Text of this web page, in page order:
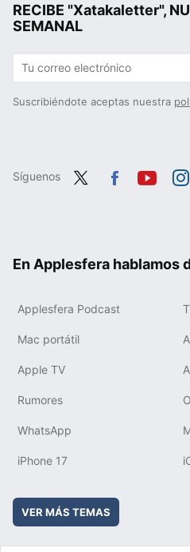
RECIBE "Xatakaletter",
SEMANAL
Suscribiéndote aceptas nuestra
Síguenos
En Applesfera hablamos
Applesfera Podcast
Mac portátil
Apple TV
Rumores
WhatsApp
iPhone 17
VER MÁS TEMAS